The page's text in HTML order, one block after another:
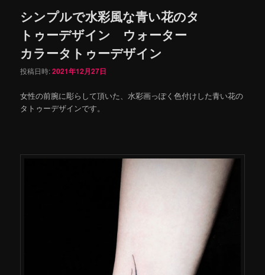
シンプルで水彩風な青い花のタ
トゥーデザイン ウォーター
カラータトゥーデザイン
投稿日時:2021年12月27日
女性の前腕に彫らして頂いた、水彩画っぽく色付けした青い花の
タトゥーデザインです。